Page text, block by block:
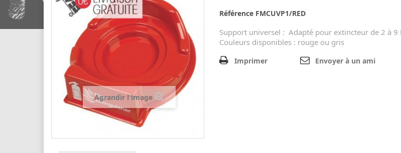
Agrandir l'image
Référence FMCUVP1/RED
Support universel : Adapté pour extincteur de 2 à 9
Couleurs disponibles : rouge ou gris
Imprimer Envoyer à un ami